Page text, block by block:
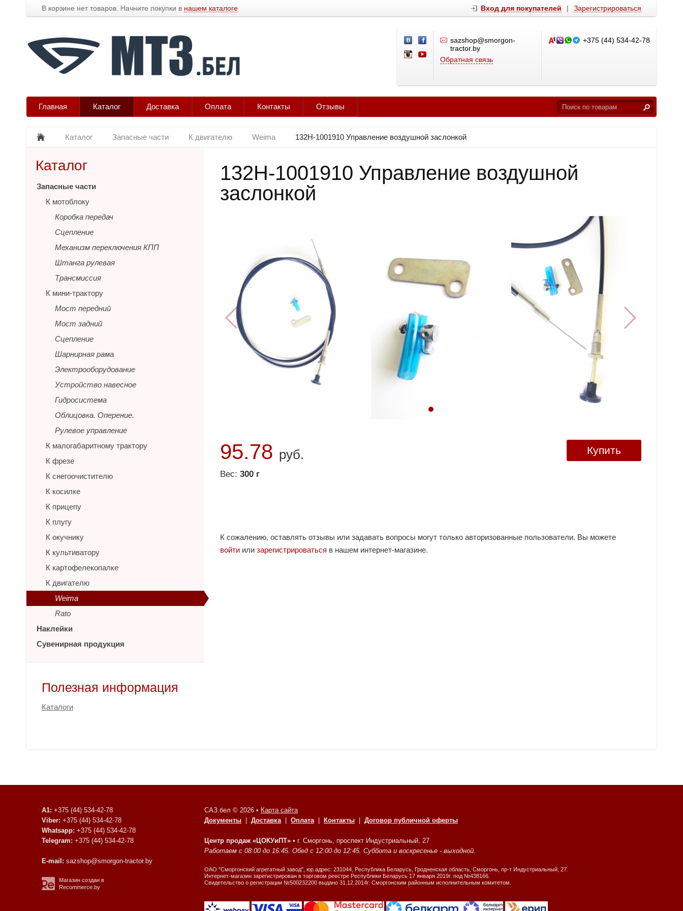
В корзине нет товаров. Начните покупки в нашем каталоге Вход для покупателей | Зарегистрироваться
sazshop@smorgon-
tractor.by
Обратная связь
+375 (44) 534-42-78
Главная Каталог Доставка Оплата Контакты Отзывы
Каталог Запасные части К двигателю Weima 132Н-1001910 Управление воздушной заслонкой
132Н-1001910 Управление воздушной
заслонкой
95.78 руб.
Вес: 300 г
Купить
К сожалению, оставлять отзывы или задавать вопросы могут только авторизованные пользователи. Вы можете
войти или зарегистрироваться в нашем интернет-магазине.
Каталог
Запасные части
К мотоблоку
Коробка передач
Сцепление
Механизм переключения КПП
Штанга рулевая
Трансмиссия
К мини-трактору
Мост передний
Мост задний
Сцепление
Шарнирная рама
Электрооборудование
Устройство навесное
Гидросистема
Облицовка. Оперение.
Рулевое управление
К малогабаритному трактору
К фрезе
К снегоочистителю
К косилке
К прицепу
К плугу
К окучнику
К культиватору
К картофелекопалке
К двигателю
Weima
Rato
Наклейки
Сувенирная продукция
Полезная информация
Каталоги
A1: +375 (44) 534-42-78
Viber: +375 (44) 534-42-78
Whatsapp: +375 (44) 534-42-78
Telegram: +375 (44) 534-42-78
E-mail: sazshop@smorgon-tractor.by
Магазин создан в
Recommerce.by
САЗ.бел © 2026 • Карта сайта
Документы
Доставка| Оплата| Контакты Договор публичной оферты
Центр продаж «ЦОКУиПТ» • г. Сморгонь, проспект Индустриальный, 27
Работаем с 08:00 до 16:45. Обед с 12:00 до 12:45. Суббота и воскресенье - выходной.
ОАО "Сморгонский агрегатный завод", юр.адрес: 231044, Республика Беларусь, Гродненская область, Сморгонь, пр-т Индустриальный, 27.
Интернет-магазин зарегистрирован в торговом реестре Республики Беларусь 17 января 2019г. под №438166.
Свидетельство о регистрации №500232200 выдано 31.12.2014г. Сморгонским районным исполнительным комитетом.